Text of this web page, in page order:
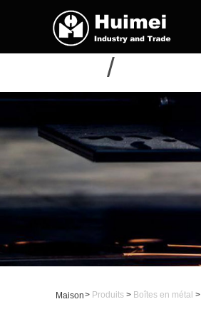
Maison> Produits > Boîtes en métal >